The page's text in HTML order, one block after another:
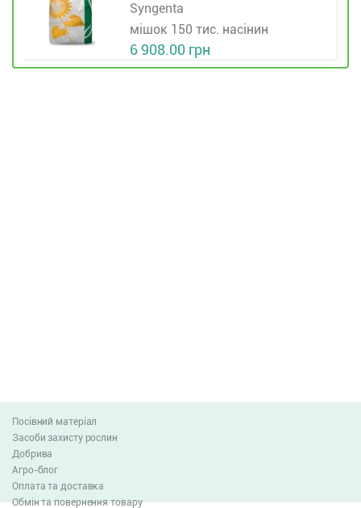
Syngenta
мішок 150 тис. насінин
6 908.00 грн
Посівний матеріал
Засоби захисту рослин
Добрива
Агро-блог
Оплата та доставка
Обмін та повернення товару